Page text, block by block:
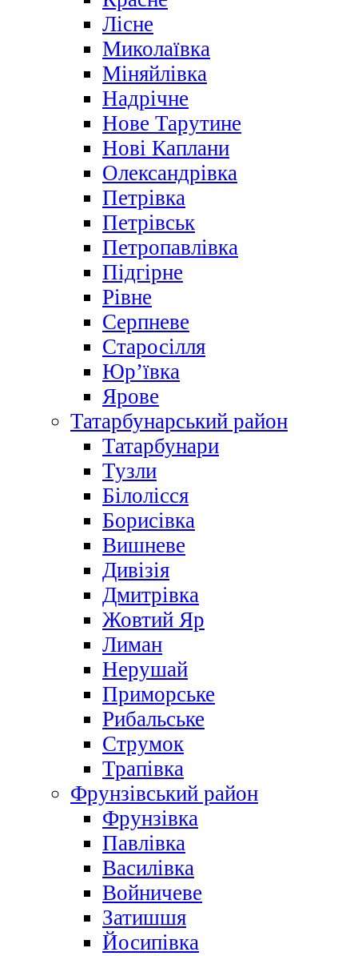
Лісне
Миколаївка
Міняйлівка
Надрічне
Нове Тарутине
Нові Каплани
Олександрівка
Петрівка
Петрівськ
Петропавлівка
Підгірне
Рівне
Серпневе
Старосілля
Юр’ївка
Ярове
Татарбунарський район
Татарбунари
Тузли
Білолісся
Борисівка
Вишневе
Дивізія
Дмитрівка
Жовтий Яр
Лиман
Нерушай
Приморське
Рибальське
Струмок
Трапівка
Фрунзівський район
Фрунзівка
Павлівка
Василівка
Войничеве
Затишшя
Йосипівка